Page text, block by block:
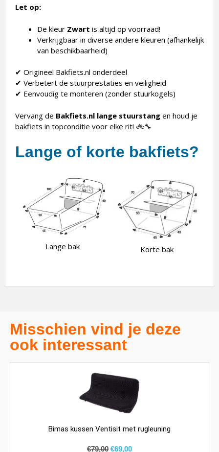
Let op:
De kleur Zwart is altijd op voorraad!
Verkrijgbaar in diverse andere kleuren (afhankelijk
van beschikbaarheid)
✔ Origineel Bakfiets.nl onderdeel
✔ Verbetert de stuurprestaties en veiligheid
✔ Eenvoudig te monteren (zonder stuurkogels)
Vervang de Bakfiets.nl lange stuurstang en houd je
bakfiets in topconditie voor elke rit! 🚲🔧
Lange of korte bakfiets?
Lange bak Korte bak
Misschien vind je deze
ook interessant
Bimas kussen Ventisit met rugleuning
€79,00 €69,00